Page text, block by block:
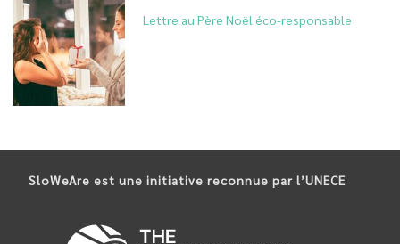
Lettre au Père Noël éco-responsable
SloWeAre est une initiative reconnue par l’UNECE